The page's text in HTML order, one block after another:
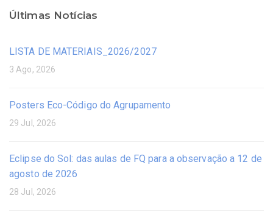
Últimas Notícias
LISTA DE MATERIAIS_2026/2027
3 Ago, 2026
Posters Eco-Código do Agrupamento
29 Jul, 2026
Eclipse do Sol: das aulas de FQ para a observação a 12 de
agosto de 2026
28 Jul, 2026